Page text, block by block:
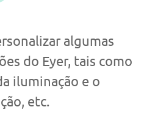
algumas
do Eyer, tais como
iluminação e o
etc.